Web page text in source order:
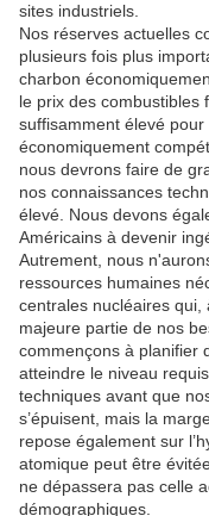
sites industriels.
Nos réserves actuelles
plusieurs fois plus
charbon
le prix des combustibles
suffisamment élevé
économiquement
nous devrons faire de
nos connaissances
élevé. Nous devons
Américains à devenir
Autrement, nous
ressources humaines
centrales nucléaires
majeure partie de nos
commençons à planifier
atteindre le niveau
techniques avant que
s’épuisent, mais la
repose également sur
atomique peut être
ne dépassera pas celle
démographiques.